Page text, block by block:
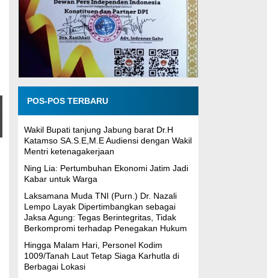
POS-POS TERBARU
Wakil Bupati tanjung Jabung barat Dr.H
Katamso SA.S.E,M.E Audiensi dengan Wakil
Mentri ketenagakerjaan
Ning Lia: Pertumbuhan Ekonomi Jatim Jadi
Kabar untuk Warga
Laksamana Muda TNI (Purn.) Dr. Nazali
Lempo Layak Dipertimbangkan sebagai
Jaksa Agung: Tegas Berintegritas, Tidak
Berkompromi terhadap Penegakan Hukum
Hingga Malam Hari, Personel Kodim
1009/Tanah Laut Tetap Siaga Karhutla di
Berbagai Lokasi